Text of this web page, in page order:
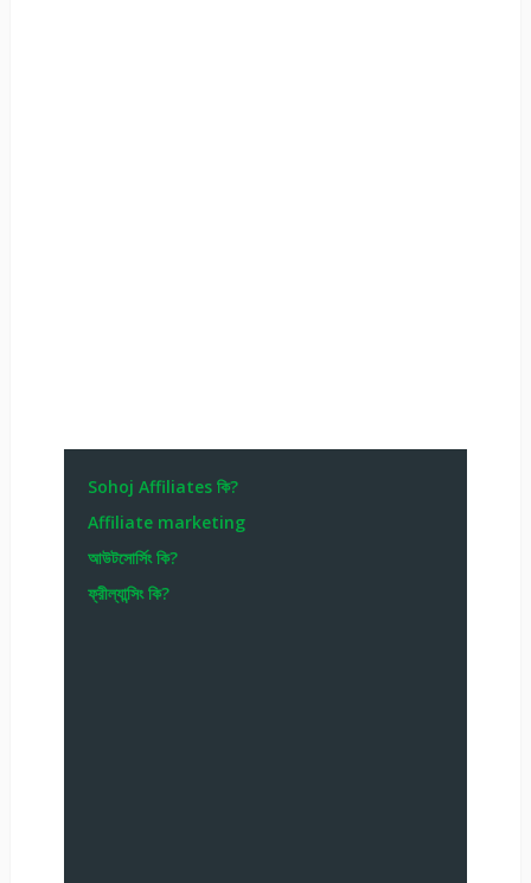
Sohoj Affiliates কি?
Affiliate marketing
আউটসোর্সিং কি?
ফ্রীল্যান্সিং কি?